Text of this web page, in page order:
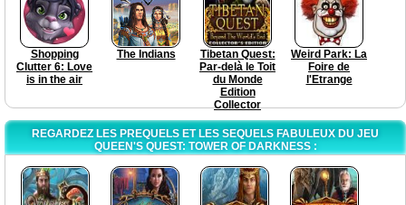
Shopping
Clutter 6: Love
is in the air
The Indians
Tibetan Quest:
Par-delà le Toit
du Monde
Edition
Collector
Weird Park: La
Foire de
l'Etrange
REGARDEZ LES PREQUELS ET LES SEQUELS FABULEUX DU JEU
QUEEN'S QUEST: TOWER OF DARKNESS :